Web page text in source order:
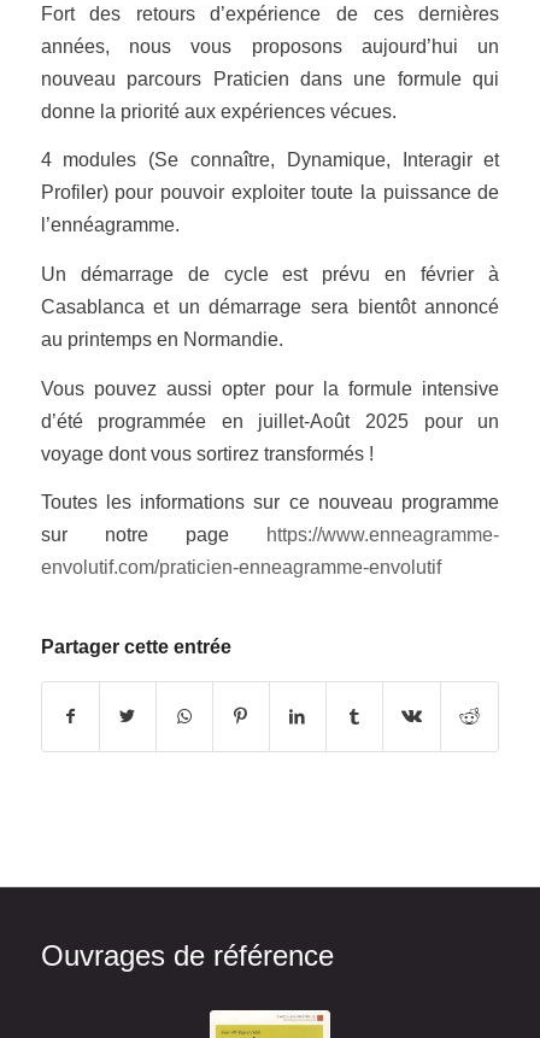
Fort des retours d’expérience de ces dernières
années, nous vous proposons aujourd’hui un
nouveau parcours Praticien dans une formule qui
donne la priorité aux expériences vécues.
4 modules (Se connaître, Dynamique, Interagir et
Profiler) pour pouvoir exploiter toute la puissance de
l’ennéagramme.
Un démarrage de cycle est prévu en février à
Casablanca et un démarrage sera bientôt annoncé
au printemps en Normandie.
Vous pouvez aussi opter pour la formule intensive
d’été programmée en juillet-Août 2025 pour un
voyage dont vous sortirez transformés !
Toutes les informations sur ce nouveau programme
sur notre page https://www.enneagramme-
envolutif.com/praticien-enneagramme-envolutif
Partager cette entrée
Ouvrages de référence